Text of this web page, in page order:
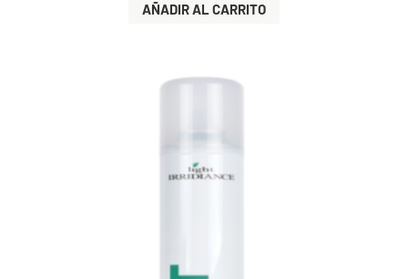
AÑADIR AL CARRITO